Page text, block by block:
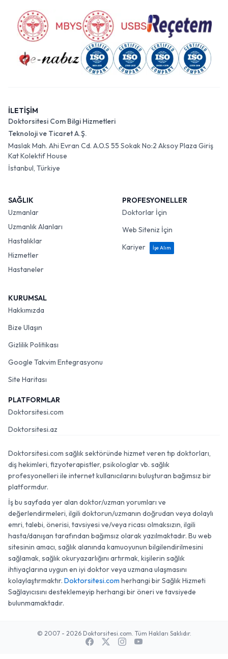
İLETİŞİM
Doktorsitesi Com Bilgi Hizmetleri
Teknoloji ve Ticaret A.Ş.
Maslak Mah. Ahi Evran Cd. A.O.S 55 Sokak No:2 Aksoy Plaza Giriş
Kat Kolektif House
İstanbul, Türkiye
SAĞLIK
Uzmanlar
Uzmanlık Alanları
Hastalıklar
Hizmetler
Hastaneler
PROFESYONELLER
Doktorlar İçin
Web Siteniz İçin
Kariyer
İşe Alım
KURUMSAL
Hakkımızda
Bize Ulaşın
Gizlilik Politikası
Google Takvim Entegrasyonu
Site Haritası
PLATFORMLAR
Doktorsitesi.com
Doktorsitesi.az
Doktorsitesi.com sağlık sektöründe hizmet veren tıp doktorları,
diş hekimleri, fizyoterapistler, psikologlar vb. sağlık
profesyonelleri ile internet kullanıcılarını buluşturan bağımsız bir
platformdur.
İş bu sayfada yer alan doktor/uzman yorumları ve
değerlendirmeleri, ilgili doktorun/uzmanın doğrudan veya dolaylı
emri, talebi, önerisi, tavsiyesi ve/veya ricası olmaksızın, ilgili
hasta/danışan tarafından bağımsız olarak yazılmaktadır. Bu web
sitesinin amacı, sağlık alanında kamuoyunun bilgilendirilmesini
sağlamak, sağlık okuryazarlığını artırmak, kişilerin sağlık
ihtiyaçlarına uygun en iyi doktor veya uzmana ulaşmasını
kolaylaştırmaktır. Doktorsitesi.com herhangi bir Sağlık Hizmeti
Sağlayıcısını desteklemeyip herhangi bir öneri ve tavsiyede
bulunmamaktadır.
© 2007 - 2026 Doktorsitesi.com. Tüm Hakları Saklıdır.